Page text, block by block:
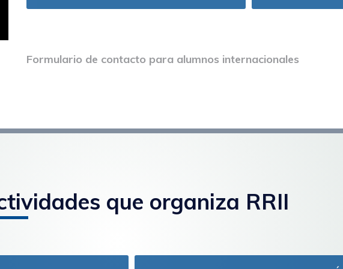
Formulario de contacto para alumnos internacionales
que organiza RRII